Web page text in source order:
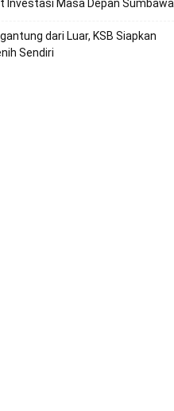
Investasi Masa Depan Sumbawa
dari Luar, KSB Siapkan
Sendiri